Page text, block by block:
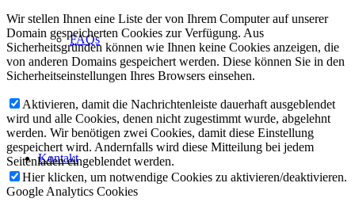
FAQs
Kontakt
Wir stellen Ihnen eine Liste der von Ihrem Computer auf unserer
Domain gespeicherten Cookies zur Verfügung. Aus
Sicherheitsgründen können wie Ihnen keine Cookies anzeigen, die
von anderen Domains gespeichert werden. Diese können Sie in den
Sicherheitseinstellungen Ihres Browsers einsehen.
Aktivieren, damit die Nachrichtenleiste dauerhaft ausgeblendet
wird und alle Cookies, denen nicht zugestimmt wurde, abgelehnt
werden. Wir benötigen zwei Cookies, damit diese Einstellung
gespeichert wird. Andernfalls wird diese Mitteilung bei jedem
Seitenladen eingeblendet werden.
Hier klicken, um notwendige Cookies zu aktivieren/deaktivieren.
Google Analytics Cookies